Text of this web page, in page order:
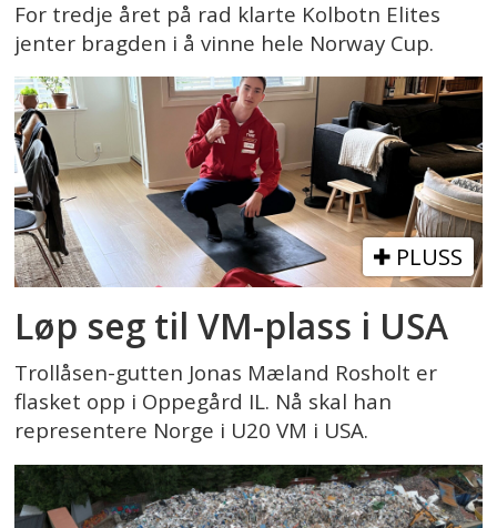
For tredje året på rad klarte Kolbotn Elites
jenter bragden i å vinne hele Norway Cup.
PLUSS
Løp seg til VM-plass i USA
Trollåsen-gutten Jonas Mæland Rosholt er
flasket opp i Oppegård IL. Nå skal han
representere Norge i U20 VM i USA.